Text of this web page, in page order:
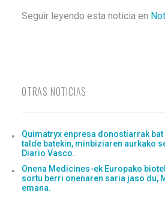
Seguir leyendo esta noticia en
OTRAS NOTICIAS
Quimatryx enpresa donostiarrak bat
talde batekin, minbiziaren aurkako
Diario Vasco.
Onena Medicines-ek Europako
sortu berri onenaren saria jaso du,
emana.